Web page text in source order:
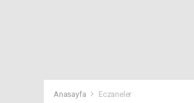
Anasayfa Eczaneler